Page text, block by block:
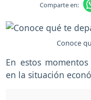
Comparte en:
Conoce
En estos
en la situación